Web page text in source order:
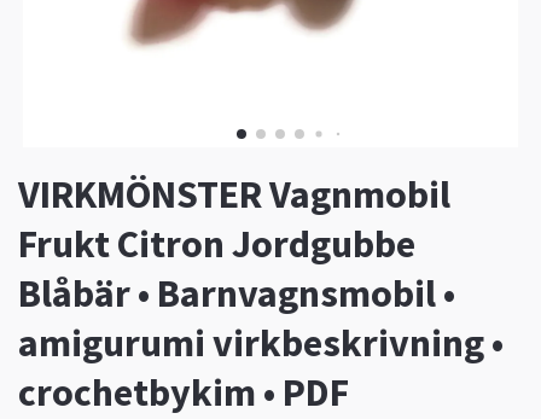
VIRKMÖNSTER Vagnmobil
Frukt Citron Jordgubbe
Blåbär • Barnvagnsmobil •
amigurumi virkbeskrivning •
crochetbykim • PDF